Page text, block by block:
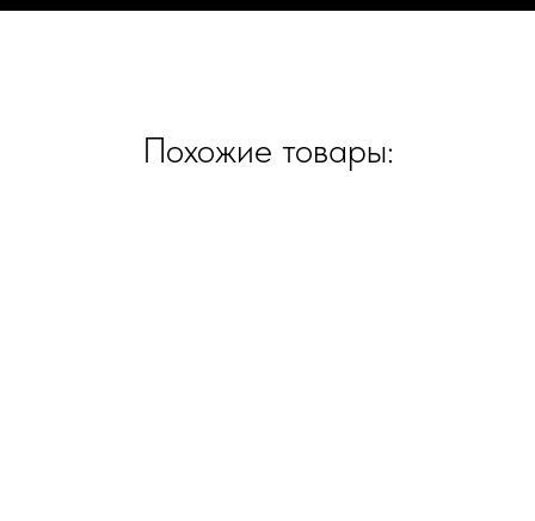
Похожие товары: